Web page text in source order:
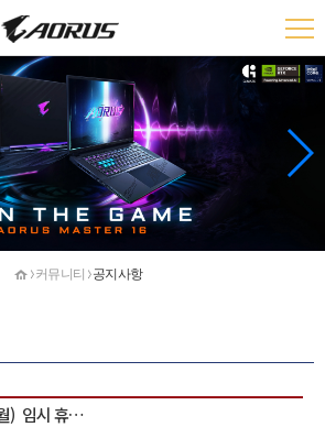
홈커뮤니티 공지사항
) 임시 휴…